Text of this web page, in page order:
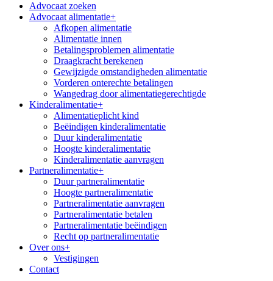
Advocaat zoeken
Advocaat alimentatie+
Afkopen alimentatie
Alimentatie innen
Betalingsproblemen alimentatie
Draagkracht berekenen
Gewijzigde omstandigheden alimentatie
Vorderen onterechte betalingen
Wangedrag door alimentatiegerechtigde
Kinderalimentatie+
Alimentatieplicht kind
Beëindigen kinderalimentatie
Duur kinderalimentatie
Hoogte kinderalimentatie
Kinderalimentatie aanvragen
Partneralimentatie+
Duur partneralimentatie
Hoogte partneralimentatie
Partneralimentatie aanvragen
Partneralimentatie betalen
Partneralimentatie beëindigen
Recht op partneralimentatie
Over ons+
Vestigingen
Contact